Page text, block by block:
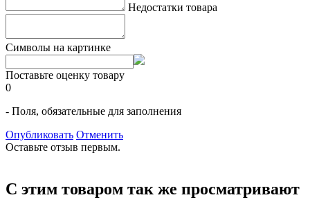
Недостатки товара
Символы на картинке
Поставьте оценку товару
0
- Поля, обязательные для заполнения
Опубликовать Отменить
Оставьте отзыв первым.
С этим товаром так же просматривают